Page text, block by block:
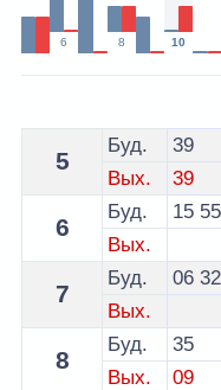
6 8 10
Расписание 18
5
Буд.
39
Вых.
39
6
Буд. 15 55
Вых.
7
Буд. 06 32
Вых.
8
Буд.
35
Вых.
09